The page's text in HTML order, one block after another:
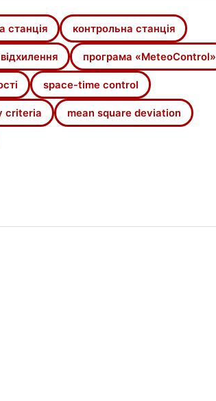
станція контрольна станція
програма «MeteoControl»
space-time control
criteria mean square deviation